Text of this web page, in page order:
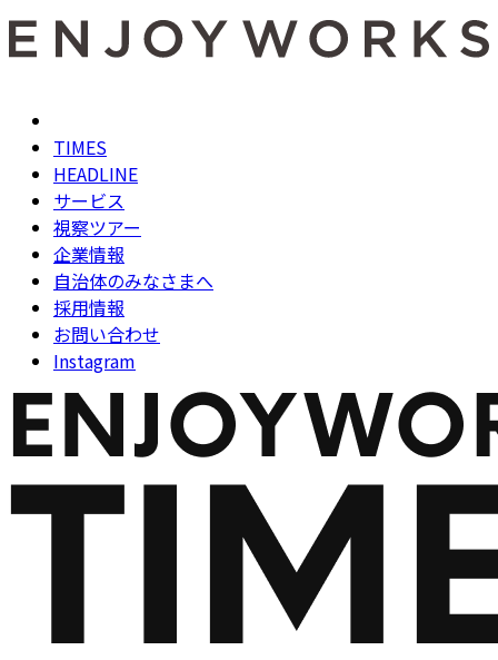
TIMES
HEADLINE
サービス
視察ツアー
企業情報
自治体のみなさまへ
採用情報
お問い合わせ
Instagram